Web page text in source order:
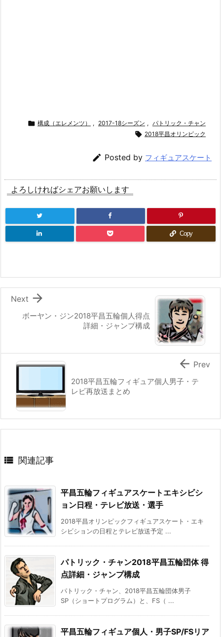
 構成（エレメンツ） , 2017-18シーズン , パトリック・チャン
 2018平昌オリンピック
 Posted by フィギュアスケート
よろしければシェアお願いします
Copy
ボーヤン・ジン2018平昌五輪個人得点
詳細・ジャンプ構成

Next
2018平昌五輪フィギュア個人男子・テ
レビ再放送まとめ
 Prev
 関連記事
平昌五輪フィギュアスケートエキシビシ
ョン日程・テレビ放送・選手
2018平昌オリンピックフィギュアスケート・エキ
シビションの日程とテレビ放送予定 ...
パトリック・チャン2018平昌五輪団体 得
点詳細・ジャンプ構成
パトリック・チャン、2018平昌五輪団体男子
SP（ショートプログラム）と、FS（ ...
平昌五輪フィギュア個人・男子SP/FSリア